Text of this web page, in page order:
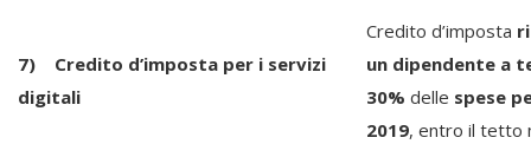
7) Credito d’imposta per i servizi
digitali
Credito d’imposta
un dipendente a
30% delle spese
2019, entro il tetto